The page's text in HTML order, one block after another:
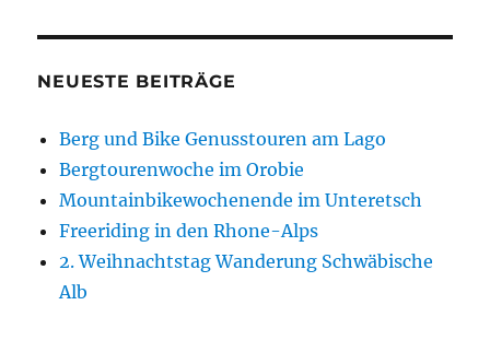
NEUESTE BEITRÄGE
Berg und Bike Genusstouren am Lago
Bergtourenwoche im Orobie
Mountainbikewochenende im Unteretsch
Freeriding in den Rhone-Alps
2. Weihnachtstag Wanderung Schwäbische
Alb